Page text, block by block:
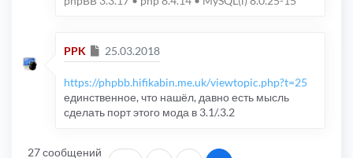
PPK Сообщение
25.03.2018
https://phpbb.hifikabin.me.uk/viewtopic.php?t=25
единственное, что нашёл, давно есть мысль
сделать порт этого мода в 3.1/.3.2
27 сообщений